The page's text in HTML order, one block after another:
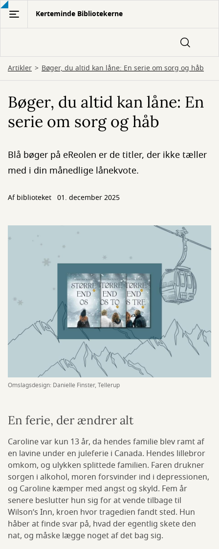
Gå
hovedindhold
Kerteminde Bibliotekerne
Artikler Bøger, du altid kan låne: En serie om sorg og håb
Bøger, du altid kan låne: En
serie om sorg og håb
Blå bøger på eReolen er de titler, der ikke tæller
med i din månedlige lånekvote.
Af biblioteket 01. december 2025
Omslagsdesign: Danielle Finster, Tellerup
En ferie, der ændrer alt
Caroline var kun 13 år, da hendes familie blev ramt af
en lavine under en juleferie i Canada. Hendes lillebror
omkom, og ulykken splittede familien. Faren drukner
sorgen i alkohol, moren forsvinder ind i depressionen,
og Caroline kæmper med angst og skyld. Fem år
senere beslutter hun sig for at vende tilbage til
Wilson’s Inn, kroen hvor tragedien fandt sted. Hun
håber at finde svar på, hvad der egentlig skete den
nat, og måske lægge noget af det bag sig.